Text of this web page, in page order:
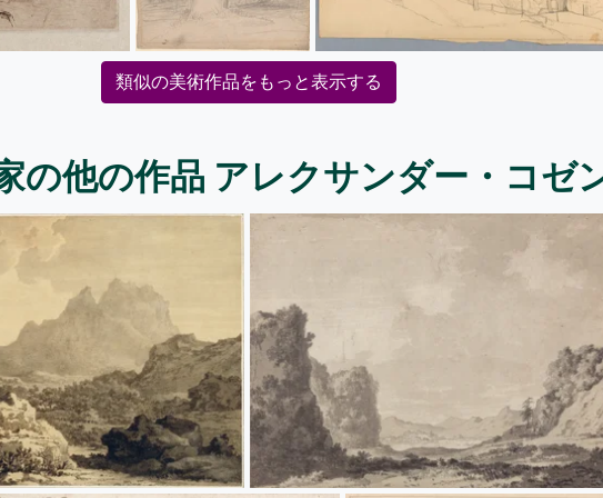
類似の美術作品をもっと表示する
の他の作品 アレクサンダー・コゼ